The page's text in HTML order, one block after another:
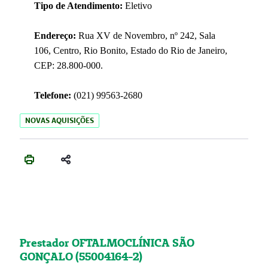
Tipo de Atendimento: Eletivo
Endereço: Rua XV de Novembro, nº 242, Sala
106, Centro, Rio Bonito, Estado do Rio de Janeiro,
CEP: 28.800-000.
Telefone: (021) 99563-2680
NOVAS AQUISIÇÕES
Prestador OFTALMOCLÍNICA SÃO
GONÇALO (55004164-2)